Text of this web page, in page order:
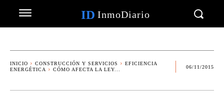
ID InmoDiario
INICIO CONSTRUCCIÓN Y SERVICIOS
EFICIENCIA
ENERGÉTICA
CÓMO AFECTA LA LEY...
06/11/2015